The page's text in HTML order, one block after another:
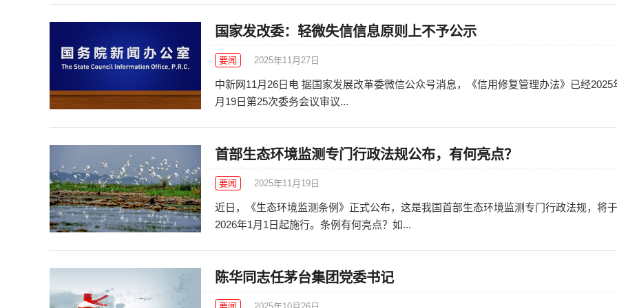
国家发改委：轻微失信信息原则上不予公示
要闻 2025年11月27日
中新网11月26日电 据国家发展改革委微信公众号消息，《信用修复管理办法》已经2025
月19日第25次委务会议审议...
首部生态环境监测专门行政法规公布，有何亮点？
要闻 2025年11月19日
近日，《生态环境监测条例》正式公布，这是我国首部生态环境监测专门行政法规，将于
2026年1月1日起施行。条例有何亮点？如...
陈华同志任茅台集团党委书记